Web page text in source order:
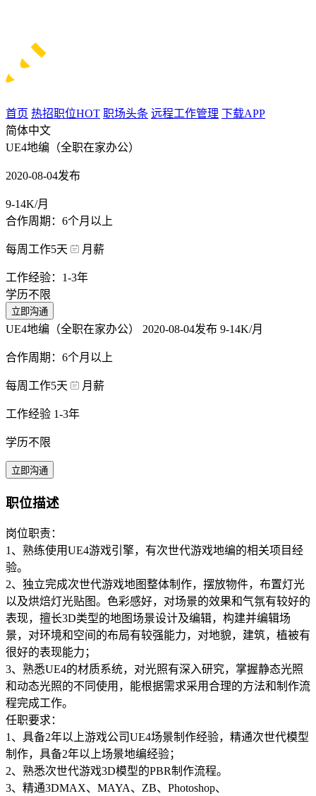
首页 热招职位HOT 职场头条 远程工作管理 下载APP
简体中文
UE4地编（全职在家办公）
2020-08-04发布
9-14K/月
合作周期：6个月以上
每周工作5天 月薪
工作经验：1-3年
学历不限
立即沟通
UE4地编（全职在家办公） 2020-08-04发布 9-14K/月
合作周期：6个月以上
每周工作5天 月薪
工作经验 1-3年
学历不限
立即沟通
职位描述
岗位职责：
1、熟练使用UE4游戏引擎，有次世代游戏地编的相关项目经
验。
2、独立完成次世代游戏地图整体制作，摆放物件，布置灯光
以及烘焙灯光贴图。色彩感好，对场景的效果和气氛有较好的
表现，擅长3D类型的地图场景设计及编辑，构建并编辑场
景，对环境和空间的布局有较强能力，对地貌，建筑，植被有
很好的表现能力；
3、熟悉UE4的材质系统，对光照有深入研究，掌握静态光照
和动态光照的不同使用，能根据需求采用合理的方法和制作流
程完成工作。
任职要求：
1、具备2年以上游戏公司UE4场景制作经验，精通次世代模型
制作，具备2年以上场景地编经验；
2、熟悉次世代游戏3D模型的PBR制作流程。
3、精通3DMAX、MAYA、ZB、Photoshop、